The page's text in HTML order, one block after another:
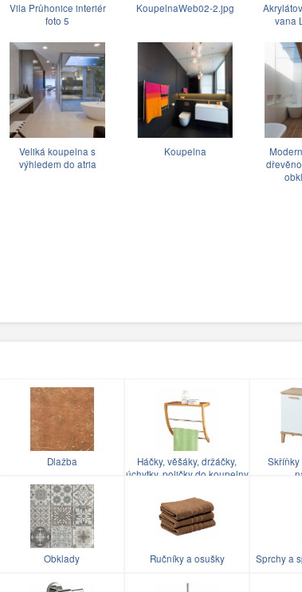
Vila Průhonice interiér
foto 5
KoupelnaWeb02-2.jpg
vana
Veliká koupelna s
výhledem do atria
Koupelna
Dlažba
Háčky, věšáky, držáčky,
úchytky, poličky do koupelny
Skříňky
Obklady Ručníky a osušky Sprchy a